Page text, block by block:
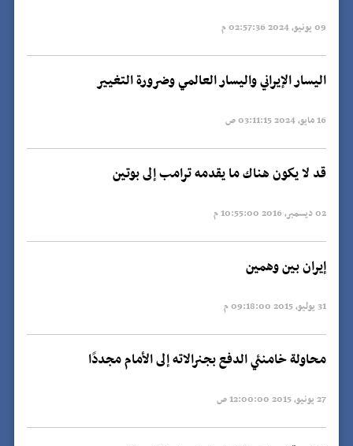
09 يونيو, 2024 02:57:36 م
اليسار الإيراني واليسار العالمي وضرورة التغيير
16 مايو, 2024 03:11:15 ص
قد لا يكون هناك ما يقدمه ترامب إلى بوتين
02 ديسمبر, 2016 10:55:00 م
إيران بين وهمين
31 يوليو, 2015 09:18:00 م
محاولة خامنئي الدفع بجنرالاته إلى الأمام مجددًا
27 يونيو, 2015 12:00:00 ص